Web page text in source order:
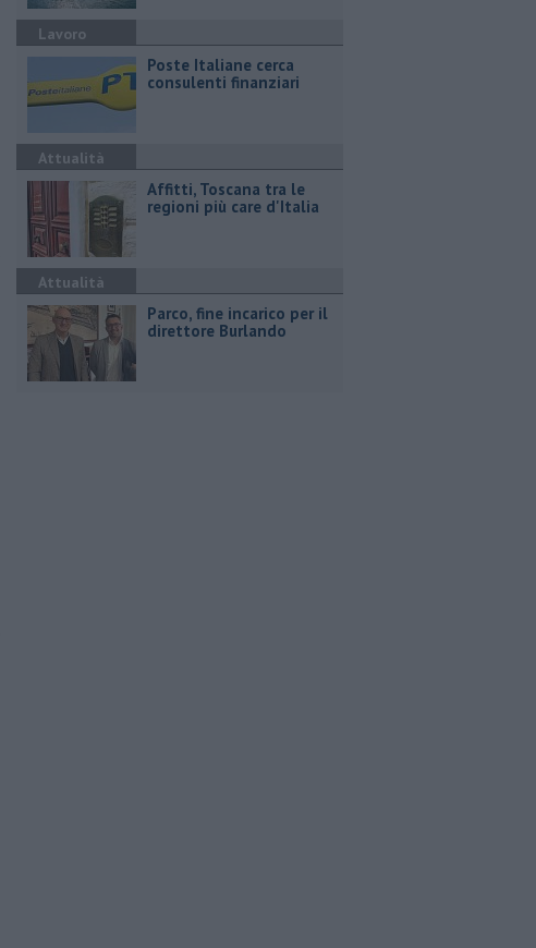
Lavoro
Poste Italiane cerca
consulenti finanziari
Attualità
Affitti, Toscana tra le
regioni più care d'Italia
Attualità
Parco, fine incarico per il
direttore Burlando